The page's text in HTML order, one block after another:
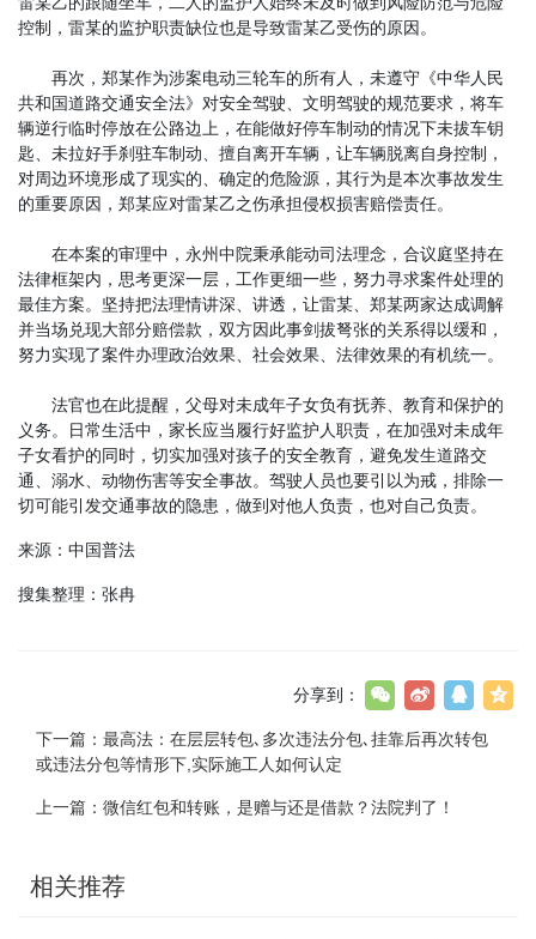
控制，雷某的监护职责缺位也是导致雷某乙受伤的原因。
再次，郑某作为涉案电动三轮车的所有人，未遵守《中华人民
共和国道路交通安全法》对安全驾驶、文明驾驶的规范要求，将车
辆逆行临时停放在公路边上，在能做好停车制动的情况下未拔车钥
匙、未拉好手刹驻车制动、擅自离开车辆，让车辆脱离自身控制，
对周边环境形成了现实的、确定的危险源，其行为是本次事故发生
的重要原因，郑某应对雷某乙之伤承担侵权损害赔偿责任。
在本案的审理中，永州中院秉承能动司法理念，合议庭坚持在
法律框架内，思考更深一层，工作更细一些，努力寻求案件处理的
最佳方案。坚持把法理情讲深、讲透，让雷某、郑某两家达成调解
并当场兑现大部分赔偿款，双方因此事剑拔弩张的关系得以缓和，
努力实现了案件办理政治效果、社会效果、法律效果的有机统一。
法官也在此提醒，父母对未成年子女负有抚养、教育和保护的
义务。日常生活中，家长应当履行好监护人职责，在加强对未成年
子女看护的同时，切实加强对孩子的安全教育，避免发生道路交
通、溺水、动物伤害等安全事故。驾驶人员也要引以为戒，排除一
切可能引发交通事故的隐患，做到对他人负责，也对自己负责。
来源：中国普法
搜集整理：张冉
分享到：
下一篇： 最高法：在层层转包､多次违法分包､挂靠后再次转包
或违法分包等情形下,实际施工人如何认定
上一篇： 微信红包和转账，是赠与还是借款？法院判了！
相关推荐